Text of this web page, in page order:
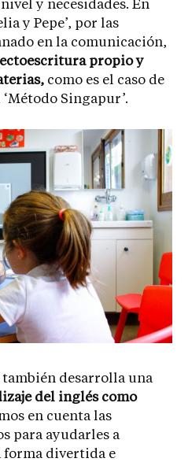
y necesidades. En
y Pepe’, por las
en la comunicación,
propio y
como es el caso de
Singapur’.
desarrolla una
del inglés como
en cuenta las
para ayudarles a
forma divertida e